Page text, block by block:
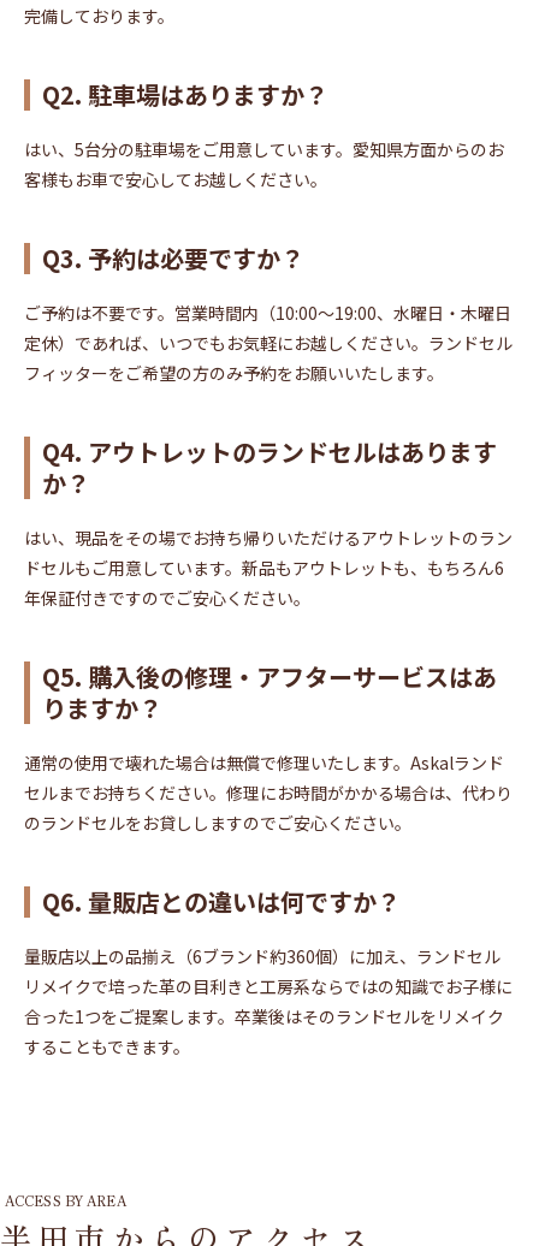
完備しております。
Q2. 駐車場はありますか？
はい、5台分の駐車場をご用意しています。愛知県方面からのお
客様もお車で安心してお越しください。
Q3. 予約は必要ですか？
ご予約は不要です。営業時間内（10:00〜19:00、水曜日・木曜日
定休）であれば、いつでもお気軽にお越しください。ランドセル
フィッターをご希望の方のみ予約をお願いいたします。
Q4. アウトレットのランドセルはあります
か？
はい、現品をその場でお持ち帰りいただけるアウトレットのラン
ドセルもご用意しています。新品もアウトレットも、もちろん6
年保証付きですのでご安心ください。
Q5. 購入後の修理・アフターサービスはあ
りますか？
通常の使用で壊れた場合は無償で修理いたします。Askalランド
セルまでお持ちください。修理にお時間がかかる場合は、代わり
のランドセルをお貸ししますのでご安心ください。
Q6. 量販店との違いは何ですか？
量販店以上の品揃え（6ブランド約360個）に加え、ランドセル
リメイクで培った革の目利きと工房系ならではの知識でお子様に
合った1つをご提案します。卒業後はそのランドセルをリメイク
することもできます。
ACCESS BY AREA